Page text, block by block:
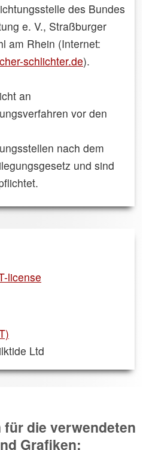
des Bundes
e. V., Straßburger
am Rhein (Internet:
schlichter.de).
an
vor den
nach dem
und sind
license
Ltd
für die verwendeten
Grafiken: